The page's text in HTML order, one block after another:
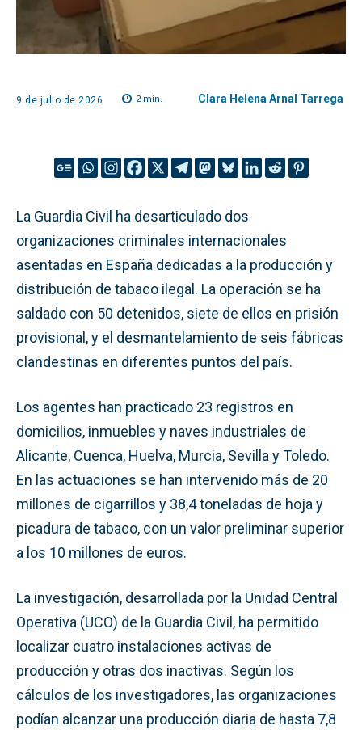
9 de julio de 2026 2min. Clara Helena Arnal Tarrega
La Guardia Civil ha desarticulado dos
organizaciones criminales internacionales
asentadas en España dedicadas a la producción y
distribución de tabaco ilegal. La operación se ha
saldado con 50 detenidos, siete de ellos en prisión
provisional, y el desmantelamiento de seis fábricas
clandestinas en diferentes puntos del país.
Los agentes han practicado 23 registros en
domicilios, inmuebles y naves industriales de
Alicante, Cuenca, Huelva, Murcia, Sevilla y Toledo.
En las actuaciones se han intervenido más de 20
millones de cigarrillos y 38,4 toneladas de hoja y
picadura de tabaco, con un valor preliminar superior
a los 10 millones de euros.
La investigación, desarrollada por la Unidad Central
Operativa (UCO) de la Guardia Civil, ha permitido
localizar cuatro instalaciones activas de
producción y otras dos inactivas. Según los
cálculos de los investigadores, las organizaciones
podían alcanzar una producción diaria de hasta 7,8